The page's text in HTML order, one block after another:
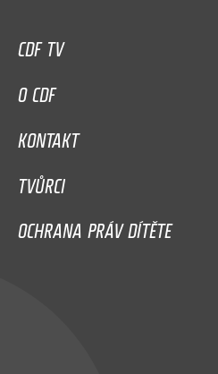
CDF TV
O CDF
KONTAKT
TVŮRCI
OCHRANA PRÁV DÍTĚTE